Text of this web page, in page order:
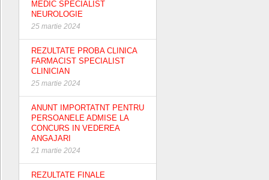
MEDIC SPECIALIST
NEUROLOGIE
25 martie 2024
REZULTATE PROBA CLINICA
FARMACIST SPECIALIST
CLINICIAN
25 martie 2024
ANUNT IMPORTATNT PENTRU
PERSOANELE ADMISE LA
CONCURS IN VEDEREA
ANGAJARI
21 martie 2024
REZULTATE FINALE